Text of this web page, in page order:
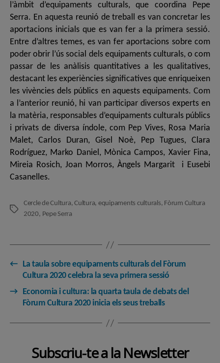
l’àmbit d’equipaments culturals, que coordina Pepe
Serra. En aquesta reunió de treball es van concretar les
aportacions inicials que es van fer a la primera sessió.
Entre d’altres temes, es van fer aportacions sobre com
poder obrir l’ús social dels equipaments culturals, o com
passar de les anàlisis quantitatives a les qualitatives,
destacant les experiències significatives que enriqueixen
les vivències dels públics en aquests equipaments. Com
a l’anterior reunió, hi van participar diversos experts en
la matèria, responsables d’equipaments culturals públics
i privats de diversa índole, com Pep Vives, Rosa Maria
Malet, Carlos Duran, Gisel Noè, Pep Tugues, Clara
Rodríguez, Marko Daniel, Mònica Campos, Xavier Fina,
Mireia Rosich, Joan Morros, Àngels Margarit i Eusebi
Casanelles.
Etiquetes
Cercle de Cultura,Cultura, equipaments culturals, Fòrum Cultura
2020, Pepe Serra
←
La taula sobre equipaments culturals del Fòrum
Cultura 2020 celebra la seva primera sessió
→
Economia i cultura: la quarta taula de debats del
Fòrum Cultura 2020 inicia els seus treballs
Subscriu-te a la Newsletter